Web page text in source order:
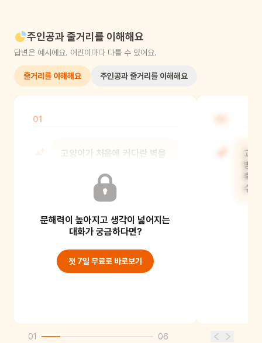
주인공과 줄거리를 이해해요
답변은 예시에요. 어린이마다 다를 수 있어요.
줄거리를 이해해요 주인공과 줄거리를 이해해요
01
고양이가 처음에 커다란 벽을
기분이었을까? 만약 네가
고양이처럼 높은 벽을
문해력이 높아지고 생각이 넓어지는
대화가 궁금하다면?
첫 7일 무료로 바로보기
고
방
혹
수
01 06